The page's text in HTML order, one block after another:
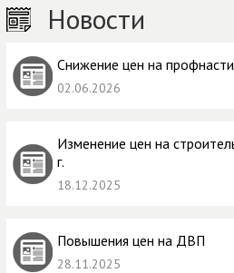
Новости
Снижение цен на
02.06.2026
Изменение цен на
г.
18.12.2025
Повышения цен на ДВП
28.11.2025